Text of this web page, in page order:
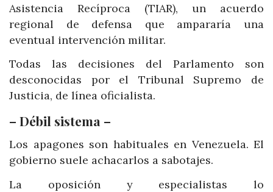
Asistencia Recíproca (TIAR), un acuerdo
regional de defensa que ampararía una
eventual intervención militar.
Todas las decisiones del Parlamento son
desconocidas por el Tribunal Supremo de
Justicia, de línea oficialista.
– Débil sistema –
Los apagones son habituales en Venezuela. El
gobierno suele achacarlos a sabotajes.
La oposición y especialistas lo